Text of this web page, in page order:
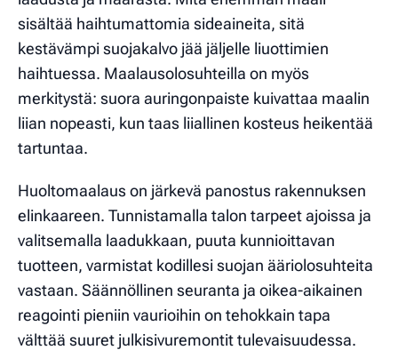
sisältää haihtumattomia sideaineita, sitä
kestävämpi suojakalvo jää jäljelle liuottimien
haihtuessa. Maalausolosuhteilla on myös
merkitystä: suora auringonpaiste kuivattaa maalin
liian nopeasti, kun taas liiallinen kosteus heikentää
tartuntaa.
Huoltomaalaus on järkevä panostus rakennuksen
elinkaareen. Tunnistamalla talon tarpeet ajoissa ja
valitsemalla laadukkaan, puuta kunnioittavan
tuotteen, varmistat kodillesi suojan ääriolosuhteita
vastaan. Säännöllinen seuranta ja oikea-aikainen
reagointi pieniin vaurioihin on tehokkain tapa
välttää suuret julkisivuremontit tulevaisuudessa.